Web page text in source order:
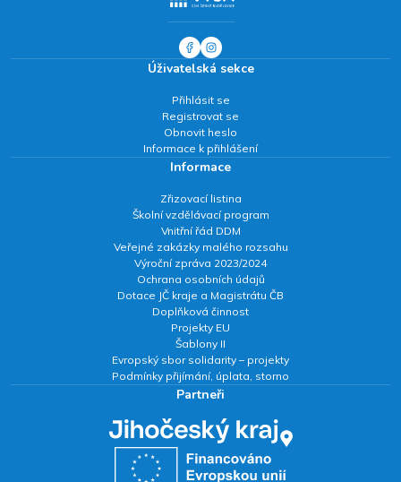
Úživatelská sekce
Přihlásit se
Registrovat se
Obnovit heslo
Informace k přihlášení
Informace
Zřizovací listina
Školní vzdělávací program
Vnitřní řád DDM
Veřejné zakázky malého rozsahu
Výroční zpráva 2023/2024
Ochrana osobních údajů
Dotace JČ kraje a Magistrátu ČB
Doplňková činnost
Projekty EU
Šablony II
Evropský sbor solidarity – projekty
Podmínky přijímání, úplata, storno
Partneři